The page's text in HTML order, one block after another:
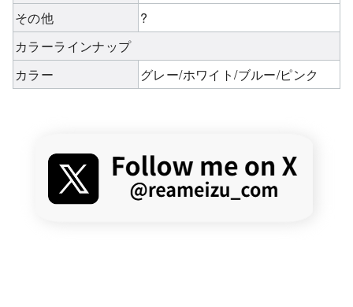
その他
?
カラーラインナップ
カラー
グレー/ホワイト/ブルー/ピンク